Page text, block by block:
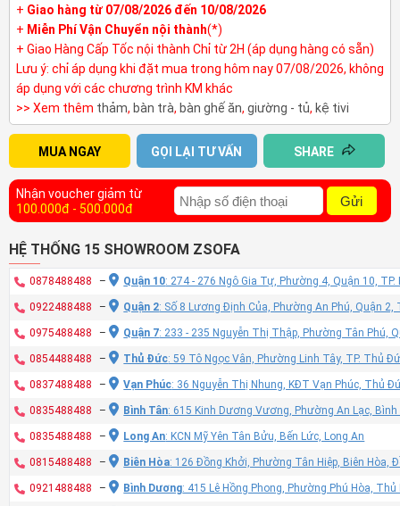
+ Giao hàng từ 07/08/2026 đến 10/08/2026
+ Miễn Phí Vận Chuyển nội thành(*)
+ Giao Hàng Cấp Tốc nội thành Chỉ từ 2H (áp dụng hàng có sẵn)
Lưu ý: chỉ áp dụng khi đặt mua trong hôm nay 07/08/2026, không
áp dụng với các chương trình KM khác
>> Xem thêm thảm, bàn trà, bàn ghế ăn, giường - tủ, kệ tivi
MUA NGAY GỌI LẠI TƯ VẤN SHARE
Nhận voucher giảm từ
100.000đ - 500.000đ
Gửi
HỆ THỐNG 15 SHOWROOM ZSOFA
0878488488 – Quận 10: 274 - 276 Ngô Gia Tự, Phường 4, Quận 10, TP.
0922488488 – Quận 2: Số 8 Lương Định Của, Phường An Phú, Quận 2,
0975488488 – Quận 7: 233 - 235 Nguyễn Thị Thập, Phường Tân Phú,
0854488488 – Thủ Đức: 59 Tô Ngọc Vân, Phường Linh Tây, TP. Thủ
0837488488 – Vạn Phúc: 36 Nguyễn Thị Nhung, KĐT Vạn Phúc, Thủ
0835488488 – Bình Tân: 615 Kinh Dương Vương, Phường An Lạc, Bình
0835488488 – Long An: KCN Mỹ Yên Tân Bửu, Bến Lức, Long An
0815488488 – Biên Hòa: 126 Đồng Khởi, Phường Tân Hiệp, Biên Hòa,
0921488488 – Bình Dương: 415 Lê Hồng Phong, Phường Phú Hòa,